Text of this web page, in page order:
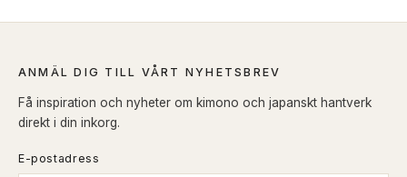
ANMÄL DIG TILL VÅRT NYHETSBREV
Få inspiration och nyheter om kimono och japanskt hantverk
direkt i din inkorg.
E-postadress